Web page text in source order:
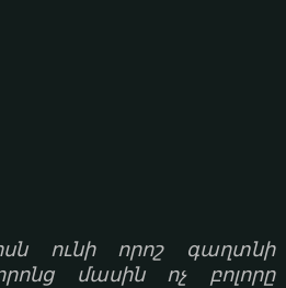
ունի որոշ գաղտնի
մասին ոչ բոլորը